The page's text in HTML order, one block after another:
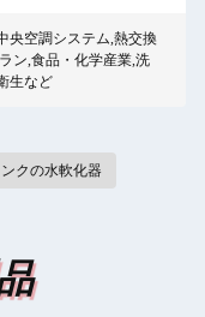
央空調システム,熱交換
ン,食品・化学産業,洗
生など
クの水軟化器